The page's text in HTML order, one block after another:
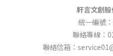
e
b
o
o
k
t
u
b
e
軒言文創
統一編號
聯絡專線：
聯絡信箱：